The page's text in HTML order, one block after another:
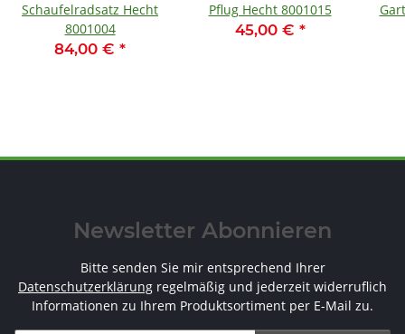
Schaufelradsatz Hecht
8001004
84,00 € *
Pflug Hecht 8001015
45,00 € *
Newsletter Abonnieren
Bitte senden Sie mir entsprechend Ihrer
Datenschutzerklärung regelmäßig und jederzeit widerruflich
Informationen zu Ihrem Produktsortiment per E-Mail zu.